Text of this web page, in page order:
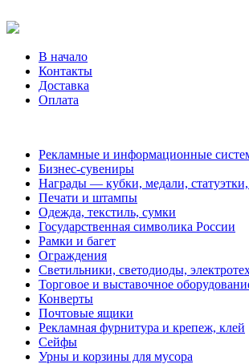
В начало
Контакты
Доставка
Оплата
Рекламные и информационные
Бизнес-сувениры
Награды — кубки, медали,
Печати и штампы
Одежда, текстиль, сумки
Государственная символика России
Рамки и багет
Ограждения
Светильники, светодиоды,
Торговое и выставочное
Конверты
Почтовые ящики
Рекламная фурнитура и крепеж, клей
Сейфы
Урны и корзины для мусора